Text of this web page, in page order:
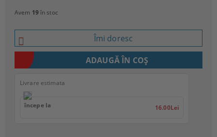
Avem 19în stoc
Îmi doresc
Livrare estimata
începe la 16.00Lei